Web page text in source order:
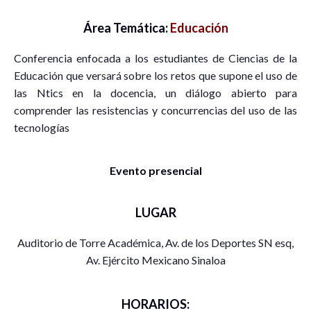
Área Temática:Educación
Conferencia enfocada a los estudiantes de Ciencias de la
Educación que versará sobre los retos que supone el uso de
las Ntics en la docencia, un diálogo abierto para
comprender las resistencias y concurrencias del uso de las
tecnologías
Evento presencial
LUGAR
Auditorio de Torre Académica, Av. de los Deportes SN esq,
Av. Ejército Mexicano Sinaloa
HORARIOS: